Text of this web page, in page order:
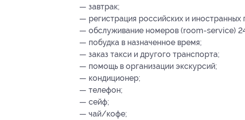
— завтрак;
— регистрация российских и иностранных
— обслуживание номеров (room-service)
— побудка в назначенное время;
— заказ такси и другого транспорта;
— помощь в организации экскурсий;
— кондиционер;
— телефон;
— сейф;
— чай/кофе;